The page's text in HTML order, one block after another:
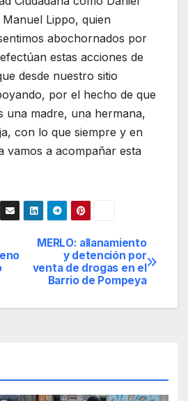
Lippo, quien
abochornados por
estas acciones de
desde nuestro sitio
por el hecho de que
una madre, una hermana,
con lo que siempre y en
vamos a acompañar esta
MERLO: allanamiento
y detención por
venta de drogas en el
Barrio de Pompeya